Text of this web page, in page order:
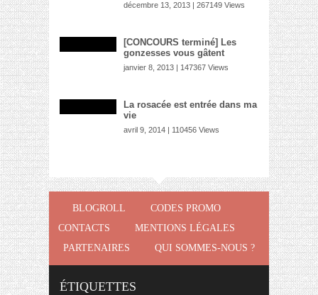
décembre 13, 2013 | 267149 Views
[CONCOURS terminé] Les
gonzesses vous gâtent
janvier 8, 2013 | 147367 Views
La rosacée est entrée dans ma
vie
avril 9, 2014 | 110456 Views
BLOGROLL
CODES PROMO
CONTACTS
MENTIONS LÉGALES
PARTENAIRES
QUI SOMMES-NOUS ?
ÉTIQUETTES